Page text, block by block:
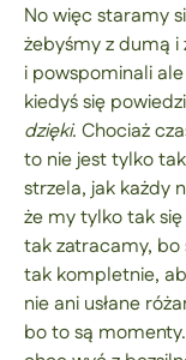
No więc staramy
żebyśmy z dumą i
i powspominali
kiedyś się
dzięki. Chociaż
to nie jest tylko
strzela, jak każdy
że my tylko tak
tak zatracamy,
tak kompletnie,
nie ani usłane
bo to są